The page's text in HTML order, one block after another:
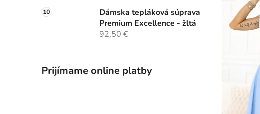
Dámska tepláková súprava
Premium Excellence - žltá
92,50 €
Prijímame online platby